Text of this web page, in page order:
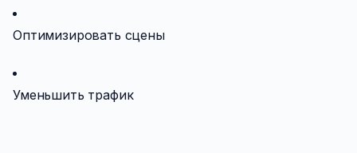
Оптимизировать сцены
Уменьшить трафик